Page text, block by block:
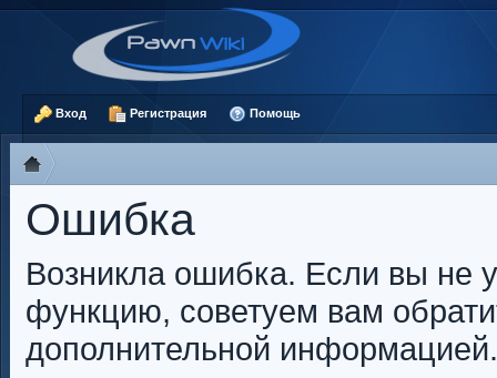
Вход Регистрация Помощь
Ошибка
Возникла ошибка. Если вы не
функцию, советуем вам
дополнительной информацией.